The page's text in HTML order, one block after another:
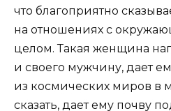
что благоприятно
на отношениях с
целом. Такая женщина
и своего мужчину, дает
из космических миров в
сказать, дает ему почву